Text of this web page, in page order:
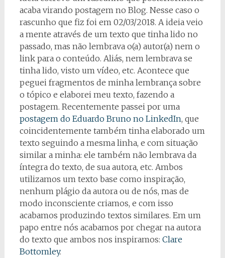
acaba virando postagem no Blog. Nesse caso o
rascunho que fiz foi em 02/03/2018. A ideia veio
a mente através de um texto que tinha lido no
passado, mas não lembrava o(a) autor(a) nem o
link para o conteúdo. Aliás, nem lembrava se
tinha lido, visto um vídeo, etc. Acontece que
peguei fragmentos de minha lembrança sobre
o tópico e elaborei meu texto, fazendo a
postagem. Recentemente passei por uma
postagem do Eduardo Bruno no LinkedIn, que
coincidentemente também tinha elaborado um
texto seguindo a mesma linha, e com situação
similar a minha: ele também não lembrava da
íntegra do texto, de sua autora, etc. Ambos
utilizamos um texto base como inspiração,
nenhum plágio da autora ou de nós, mas de
modo inconsciente criamos, e com isso
acabamos produzindo textos similares. Em um
papo entre nós acabamos por chegar na autora
do texto que ambos nos inspiramos: Clare
Bottomley.